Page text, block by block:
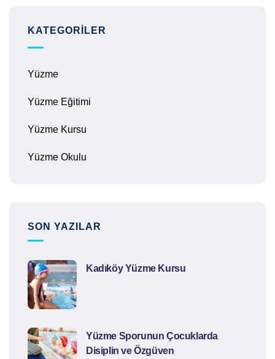
KATEGORILER
Yüzme
Yüzme Eğitimi
Yüzme Kursu
Yüzme Okulu
SON YAZILAR
Kadıköy Yüzme Kursu
Yüzme Sporunun Çocuklarda
Disiplin ve Özgüven